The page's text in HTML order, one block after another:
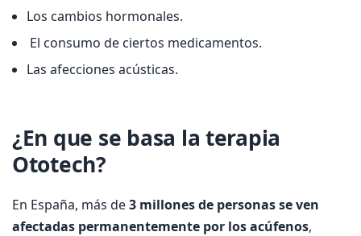
Los cambios hormonales.
El consumo de ciertos medicamentos.
Las afecciones acústicas.
¿En que se basa la terapia
Ototech?
En España, más de3 millones de personas se ven
afectadas permanentemente por losacúfenos,